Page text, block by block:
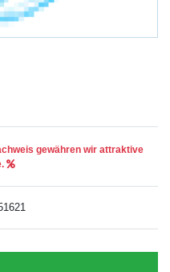
gewähren wir attraktive